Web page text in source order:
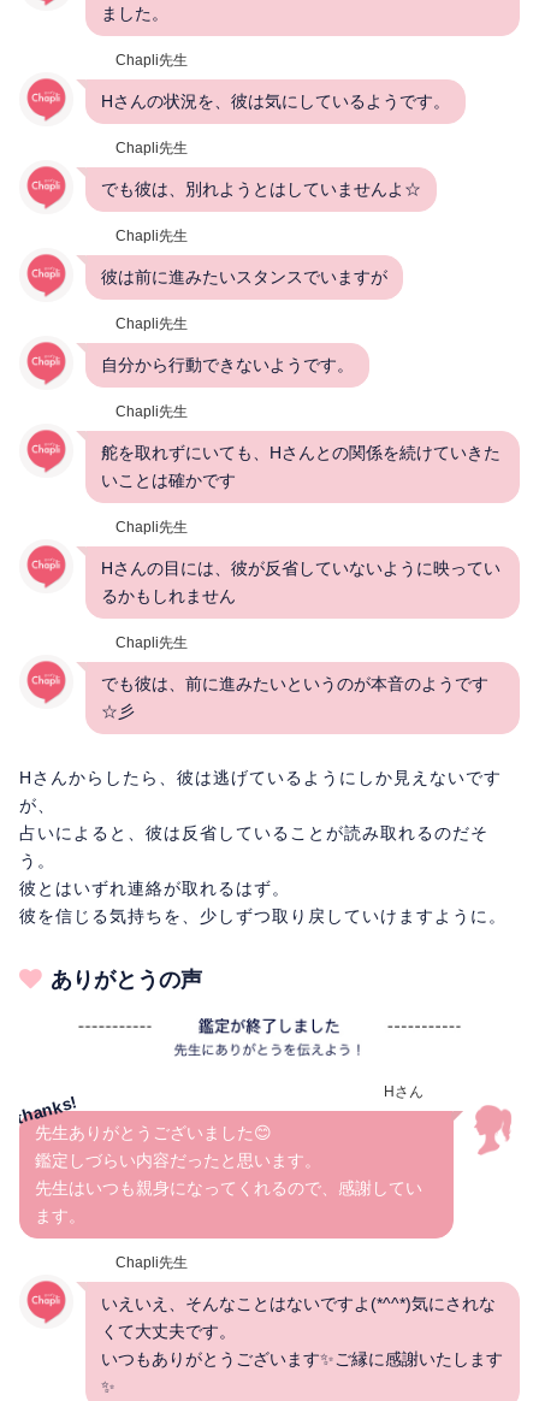
ました。
Chapli先生
Hさんの状況を、彼は気にしているようです。
Chapli先生
でも彼は、別れようとはしていませんよ☆
Chapli先生
彼は前に進みたいスタンスでいますが
Chapli先生
自分から行動できないようです。
Chapli先生
舵を取れずにいても、Hさんとの関係を続けていきた
いことは確かです
Chapli先生
Hさんの目には、彼が反省していないように映ってい
るかもしれません
Chapli先生
でも彼は、前に進みたいというのが本音のようです
☆彡
Hさんからしたら、彼は逃げているようにしか見えないです
が、
占いによると、彼は反省していることが読み取れるのだそ
う。
彼とはいずれ連絡が取れるはず。
彼を信じる気持ちを、少しずつ取り戻していけますように。
ありがとうの声
Hさん
先生ありがとうございました😊
鑑定しづらい内容だったと思います。
先生はいつも親身になってくれるので、感謝してい
ます。
Chapli先生
いえいえ、そんなことはないですよ(*^^*)気にされな
くて大丈夫です。
いつもありがとうございます✨ご縁に感謝いたします
✨